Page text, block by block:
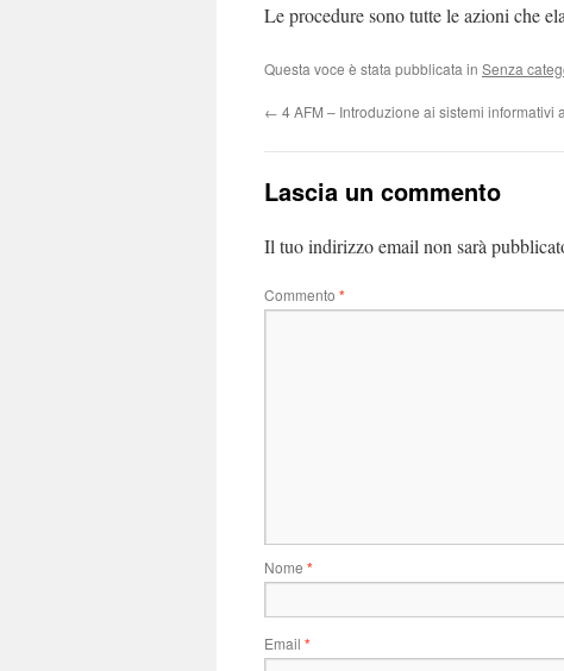
Le procedure sono tutte le azioni che
Questa voce è stata pubblicata in Senza
← 4 AFM – Introduzione ai sistemi informativi
Lascia un commento
Il tuo indirizzo email non sarà
Commento *
Nome *
Email *